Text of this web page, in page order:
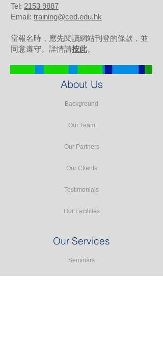
Tel: 2153 9887
Email: training@ced.edu.hk
當報名時，應先閱讀網站刊登的條款，並
同意遵守。詳情請按此。
About Us
Background
Our Team
Our Partners
Our Clients
Testimonials
Our Facilities
Our Services
Seminars